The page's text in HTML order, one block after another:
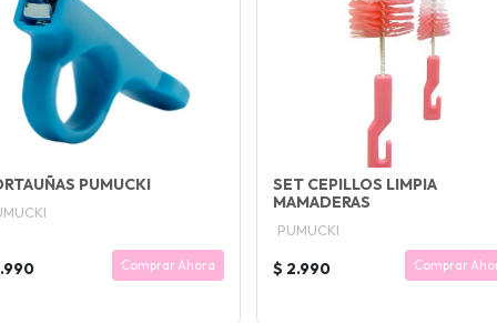
PUMUCKI
Comprar Ahora
SET CEPILLOS LIMPIA
MAMADERAS
PUMUCKI
$ 2.990 Comprar